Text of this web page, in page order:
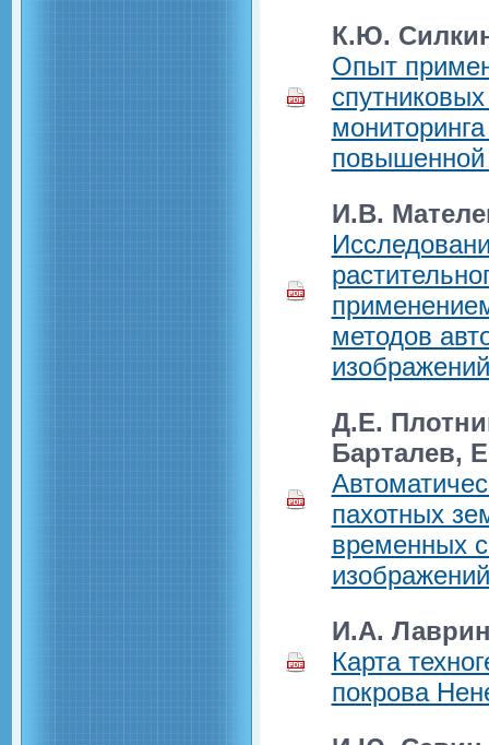
К.Ю.
Опыт
повышенной
И.В.
методов
изображений
Д.Е.
Барталев,
пахотных
временных
И.А.
Карта
покрова